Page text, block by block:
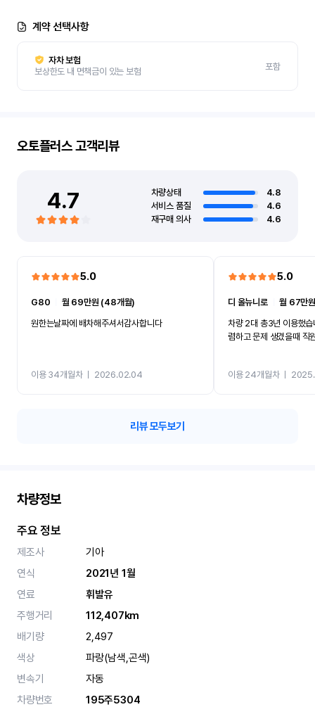
계약 선택사항
자차 보험
보상한도 내 면책금이 있는 보험
포함
오토플러스고객리뷰
4.7 차량상태
4.8
서비스 품질
4.6
재구매 의사
4.6
5.0
G80
월 69만원 (48개월)
원한는날짜에 배차해주셔서감사합니다
이용 34개월차ㅣ 2026.02.04
5.0
디 올뉴니로ㅣ월 67만
차량 2대 총3년 이용했
렴하고 문제 생겼을때 직
이용 24개월차ㅣ
리뷰 모두보기
차량정보
주요 정보
제조사
기아
연식
2021년 1월
연료
휘발유
주행거리
112,407km
배기량
2,497
색상
파랑(남색,곤색)
변속기
자동
차량번호
195주5304